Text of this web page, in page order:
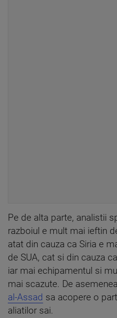
Pe de alta parte, analistii
razboiul e mult mai ieftin
atat din cauza ca Siria e
de SUA, cat si din cauza
iar mai echipamentul si
mai scazute. De
al-Assad sa acopere o
aliatilor sai.